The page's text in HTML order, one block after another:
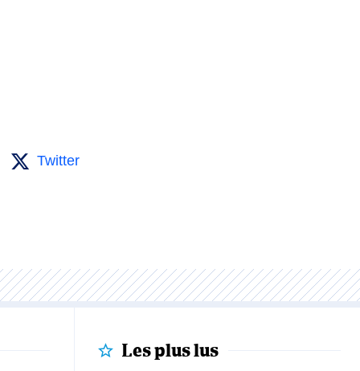
Twitter
Les plus lus